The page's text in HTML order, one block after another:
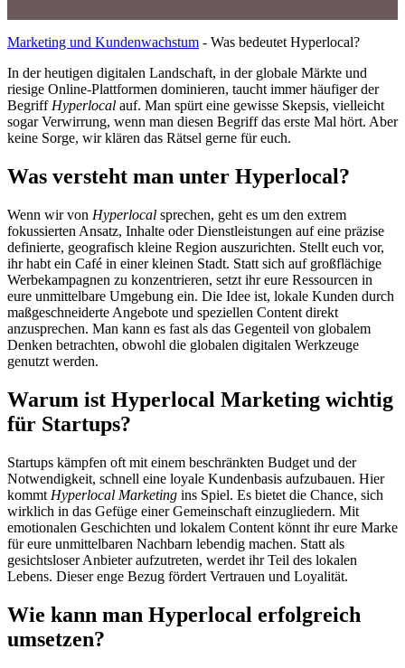
Marketing und Kundenwachstum - Was bedeutet Hyperlocal?
In der heutigen digitalen Landschaft, in der globale Märkte und
riesige Online-Plattformen dominieren, taucht immer häufiger der
Begriff Hyperlocal auf. Man spürt eine gewisse Skepsis, vielleicht
sogar Verwirrung, wenn man diesen Begriff das erste Mal hört. Aber
keine Sorge, wir klären das Rätsel gerne für euch.
Was versteht man unter Hyperlocal?
Wenn wir von Hyperlocal sprechen, geht es um den extrem
fokussierten Ansatz, Inhalte oder Dienstleistungen auf eine präzise
definierte, geografisch kleine Region auszurichten. Stellt euch vor,
ihr habt ein Café in einer kleinen Stadt. Statt sich auf großflächige
Werbekampagnen zu konzentrieren, setzt ihr eure Ressourcen in
eure unmittelbare Umgebung ein. Die Idee ist, lokale Kunden durch
maßgeschneiderte Angebote und speziellen Content direkt
anzusprechen. Man kann es fast als das Gegenteil von globalem
Denken betrachten, obwohl die globalen digitalen Werkzeuge
genutzt werden.
Warum ist Hyperlocal Marketing wichtig
für Startups?
Startups kämpfen oft mit einem beschränkten Budget und der
Notwendigkeit, schnell eine loyale Kundenbasis aufzubauen. Hier
kommt Hyperlocal Marketing ins Spiel. Es bietet die Chance, sich
wirklich in das Gefüge einer Gemeinschaft einzugliedern. Mit
emotionalen Geschichten und lokalem Content könnt ihr eure Marke
für eure unmittelbaren Nachbarn lebendig machen. Statt als
gesichtsloser Anbieter aufzutreten, werdet ihr Teil des lokalen
Lebens. Dieser enge Bezug fördert Vertrauen und Loyalität.
Wie kann man Hyperlocal erfolgreich
umsetzen?